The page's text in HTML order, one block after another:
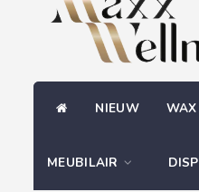
NIEUW WAX
MEUBILAIR